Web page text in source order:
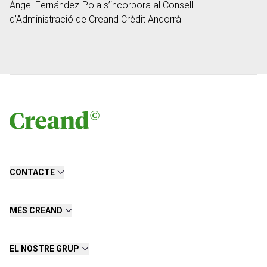
Ángel Fernández-Pola s’incorpora al Consell
d’Administració de Creand Crèdit Andorrà
CONTACTE
MÉS CREAND
EL NOSTRE GRUP